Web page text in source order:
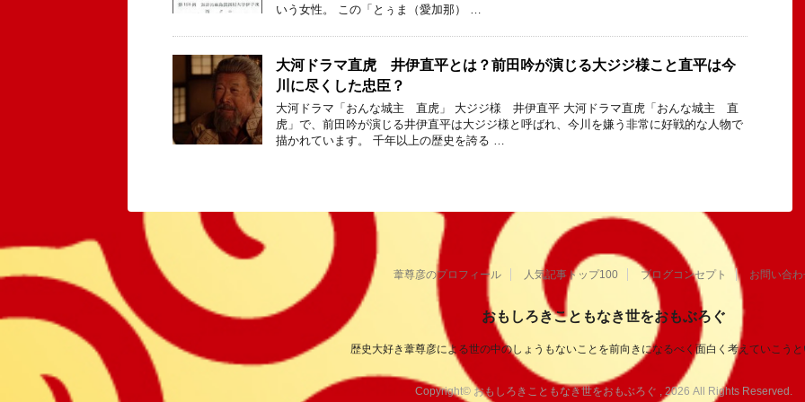
いう女性。 この「とぅま（愛加那） …
大河ドラマ直虎 井伊直平とは？前田吟が演じる大ジジ様こと直平は今
川に尽くした忠臣？
大河ドラマ「おんな城主 直虎」 大ジジ様 井伊直平 大河ドラマ直虎「おんな城主 直
虎」で、前田吟が演じる井伊直平は大ジジ様と呼ばれ、今川を嫌う非常に好戦的な人物で
描かれています。 千年以上の歴史を誇る …
葦尊彦のプロフィール 人気記事トップ100 ブログコンセプト お問い合
おもしろきこともなき世をおもぶろぐ
歴史大好き葦尊彦による世の中のしょうもないことを前向きになるべく面白く考えていこうと
Copyright© おもしろきこともなき世をおもぶろぐ , 2026 All Rights Reserved.